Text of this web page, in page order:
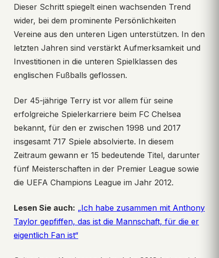
Dieser Schritt spiegelt einen wachsenden Trend
wider, bei dem prominente Persönlichkeiten
Vereine aus den unteren Ligen unterstützen. In den
letzten Jahren sind verstärkt Aufmerksamkeit und
Investitionen in die unteren Spielklassen des
englischen Fußballs geflossen.
Der 45-jährige Terry ist vor allem für seine
erfolgreiche Spielerkarriere beim FC Chelsea
bekannt, für den er zwischen 1998 und 2017
insgesamt 717 Spiele absolvierte. In diesem
Zeitraum gewann er 15 bedeutende Titel, darunter
fünf Meisterschaften in der Premier League sowie
die UEFA Champions League im Jahr 2012.
Lesen Sie auch: „Ich habe zusammen mit Anthony
Taylor gepfiffen, das ist die Mannschaft, für die er
eigentlich Fan ist“